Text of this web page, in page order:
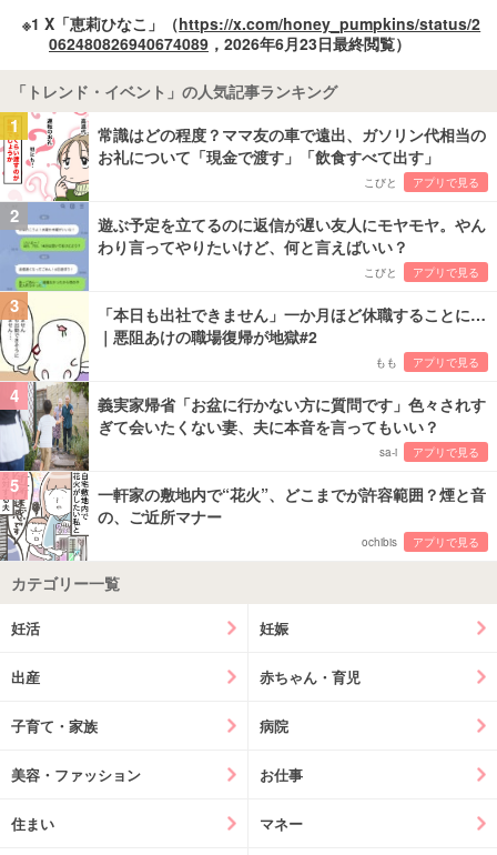
※1 X「恵莉ひなこ」（https://x.com/honey_pumpkins/status/2
062480826940674089 ，2026年6月23日最終閲覧）
「トレンド・イベント」の人気記事ランキング
1
常識はどの程度？ママ友の車で遠出、ガソリン代相当の
お礼について「現金で渡す」「飲食すべて出す」
こびと アプリで見る
2
遊ぶ予定を立てるのに返信が遅い友人にモヤモヤ。やん
わり言ってやりたいけど、何と言えばいい？
こびと アプリで見る
3
「本日も出社できません」一か月ほど休職することに…
｜悪阻あけの職場復帰が地獄#2
もも アプリで見る
4
義実家帰省「お盆に行かない方に質問です」色々されす
ぎて会いたくない妻、夫に本音を言ってもいい？
sa-i アプリで見る
5
一軒家の敷地内で“花火”、どこまでが許容範囲？煙と音
の、ご近所マナー
ochibis アプリで見る
カテゴリー一覧
妊活 妊娠
出産 赤ちゃん・育児
子育て・家族 病院
美容・ファッション お仕事
住まい マネー